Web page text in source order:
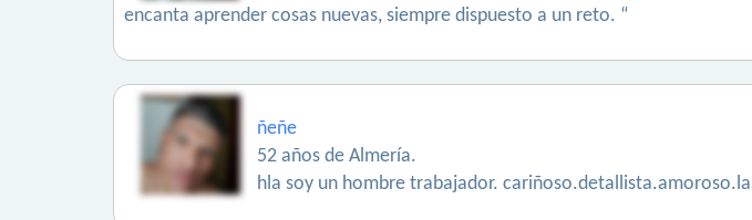
encanta aprender cosas nuevas, siempre dispuesto a un reto. “
ñeñe
52 años de Almería.
hla soy un hombre trabajador.